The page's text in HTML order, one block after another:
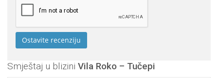
Smještaj u blizini Vila Roko – Tučepi